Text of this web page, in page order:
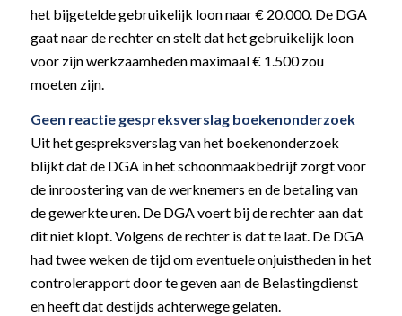
het bijgetelde gebruikelijk loon naar € 20.000. De DGA
gaat naar de rechter en stelt dat het gebruikelijk loon
voor zijn werkzaamheden maximaal € 1.500 zou
moeten zijn.
Geen reactie gespreksverslag boekenonderzoek
Uit het gespreksverslag van het boekenonderzoek
blijkt dat de DGA in het schoonmaakbedrijf zorgt voor
de inroostering van de werknemers en de betaling van
de gewerkte uren. De DGA voert bij de rechter aan dat
dit niet klopt. Volgens de rechter is dat te laat. De DGA
had twee weken de tijd om eventuele onjuistheden in het
controlerapport door te geven aan de Belastingdienst
en heeft dat destijds achterwege gelaten.